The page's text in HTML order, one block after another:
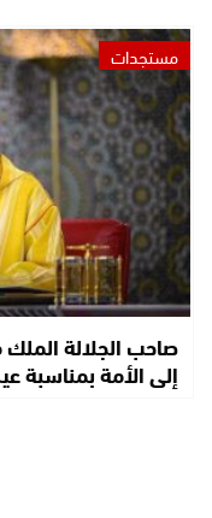
مستجدات
صاحب الجلالة
إلى الأمة بمناسبة